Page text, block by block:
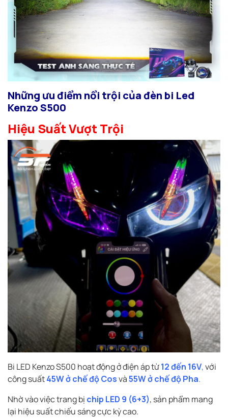
Những ưu điểm nổi trội của đèn bi Led
Kenzo S500
Hiệu Suất Vượt Trội
Bi LED Kenzo S500 hoạt động ở điện áp từ12 đến 16V,với
công suất45W ở chế độ Cosvà55W ở chế độ Pha.
Nhờ vào việc trang bị chip LED 9 (6+3), sản phẩm mang
lại hiệu suất chiếu sáng cực kỳ cao.